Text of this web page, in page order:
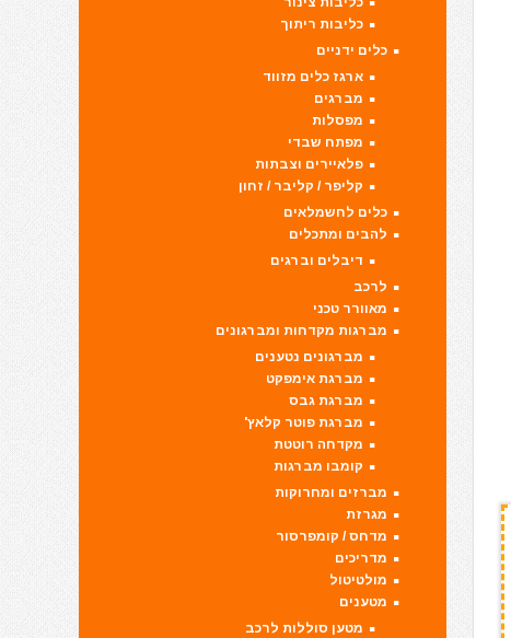
כליבות ריתוך
כלים ידניים
ארגז כלים מזווד
מברגים
מפסלות
מפתח שבדי
פלאיירים וצבתות
קליפר / קליבר / זחון
כלים לחשמלאים
להבים ומתכלים
דיבלים וברגים
לרכב
מאוורר טכני
מברגות מקדחות ומברגונים
מברגונים נטענים
מברגת אימפקט
מברגת גבס
מברגת פוטר קלאץ'
מקדחה רוטטת
קומבו מברגות
מברזים ומחרוקות
מגרזת
מדחס / קומפרסור
מדריכים
מולטיטול
מטענים
מטען סוללות לרכב